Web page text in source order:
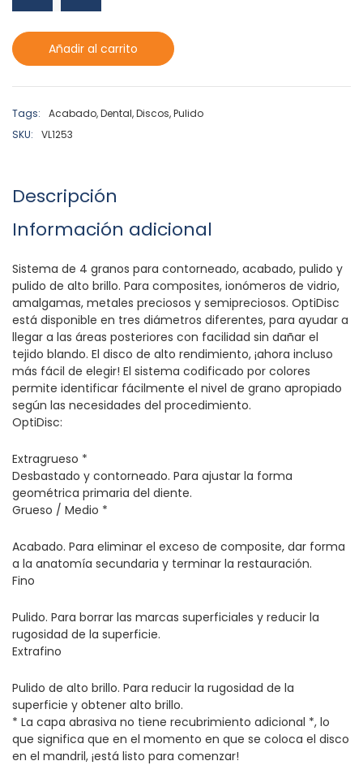
Añadir al carrito
Tags: Acabado,Dental,Discos,Pulido
SKU:
VL1253
Descripción
Información adicional
Sistema de 4 granos para contorneado, acabado, pulido y
pulido de alto brillo. Para composites, ionómeros de vidrio,
amalgamas, metales preciosos y semipreciosos. OptiDisc
está disponible en tres diámetros diferentes, para ayudar a
llegar a las áreas posteriores con facilidad sin dañar el
tejido blando. El disco de alto rendimiento, ¡ahora incluso
más fácil de elegir! El sistema codificado por colores
permite identificar fácilmente el nivel de grano apropiado
según las necesidades del procedimiento.
OptiDisc:
Extragrueso *
Desbastado y contorneado. Para ajustar la forma
geométrica primaria del diente.
Grueso / Medio *
Acabado. Para eliminar el exceso de composite, dar forma
a la anatomía secundaria y terminar la restauración.
Fino
Pulido. Para borrar las marcas superficiales y reducir la
rugosidad de la superficie.
Extrafino
Pulido de alto brillo. Para reducir la rugosidad de la
superficie y obtener alto brillo.
* La capa abrasiva no tiene recubrimiento adicional *, lo
que significa que en el momento en que se coloca el disco
en el mandril, ¡está listo para comenzar!